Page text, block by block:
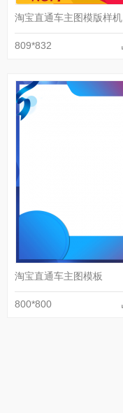
淘宝直通车主图模版样机
809*832
淘宝直通车主图模板
800*800